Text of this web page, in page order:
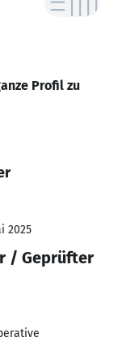
Profil zu
2025
/ Geprüfter